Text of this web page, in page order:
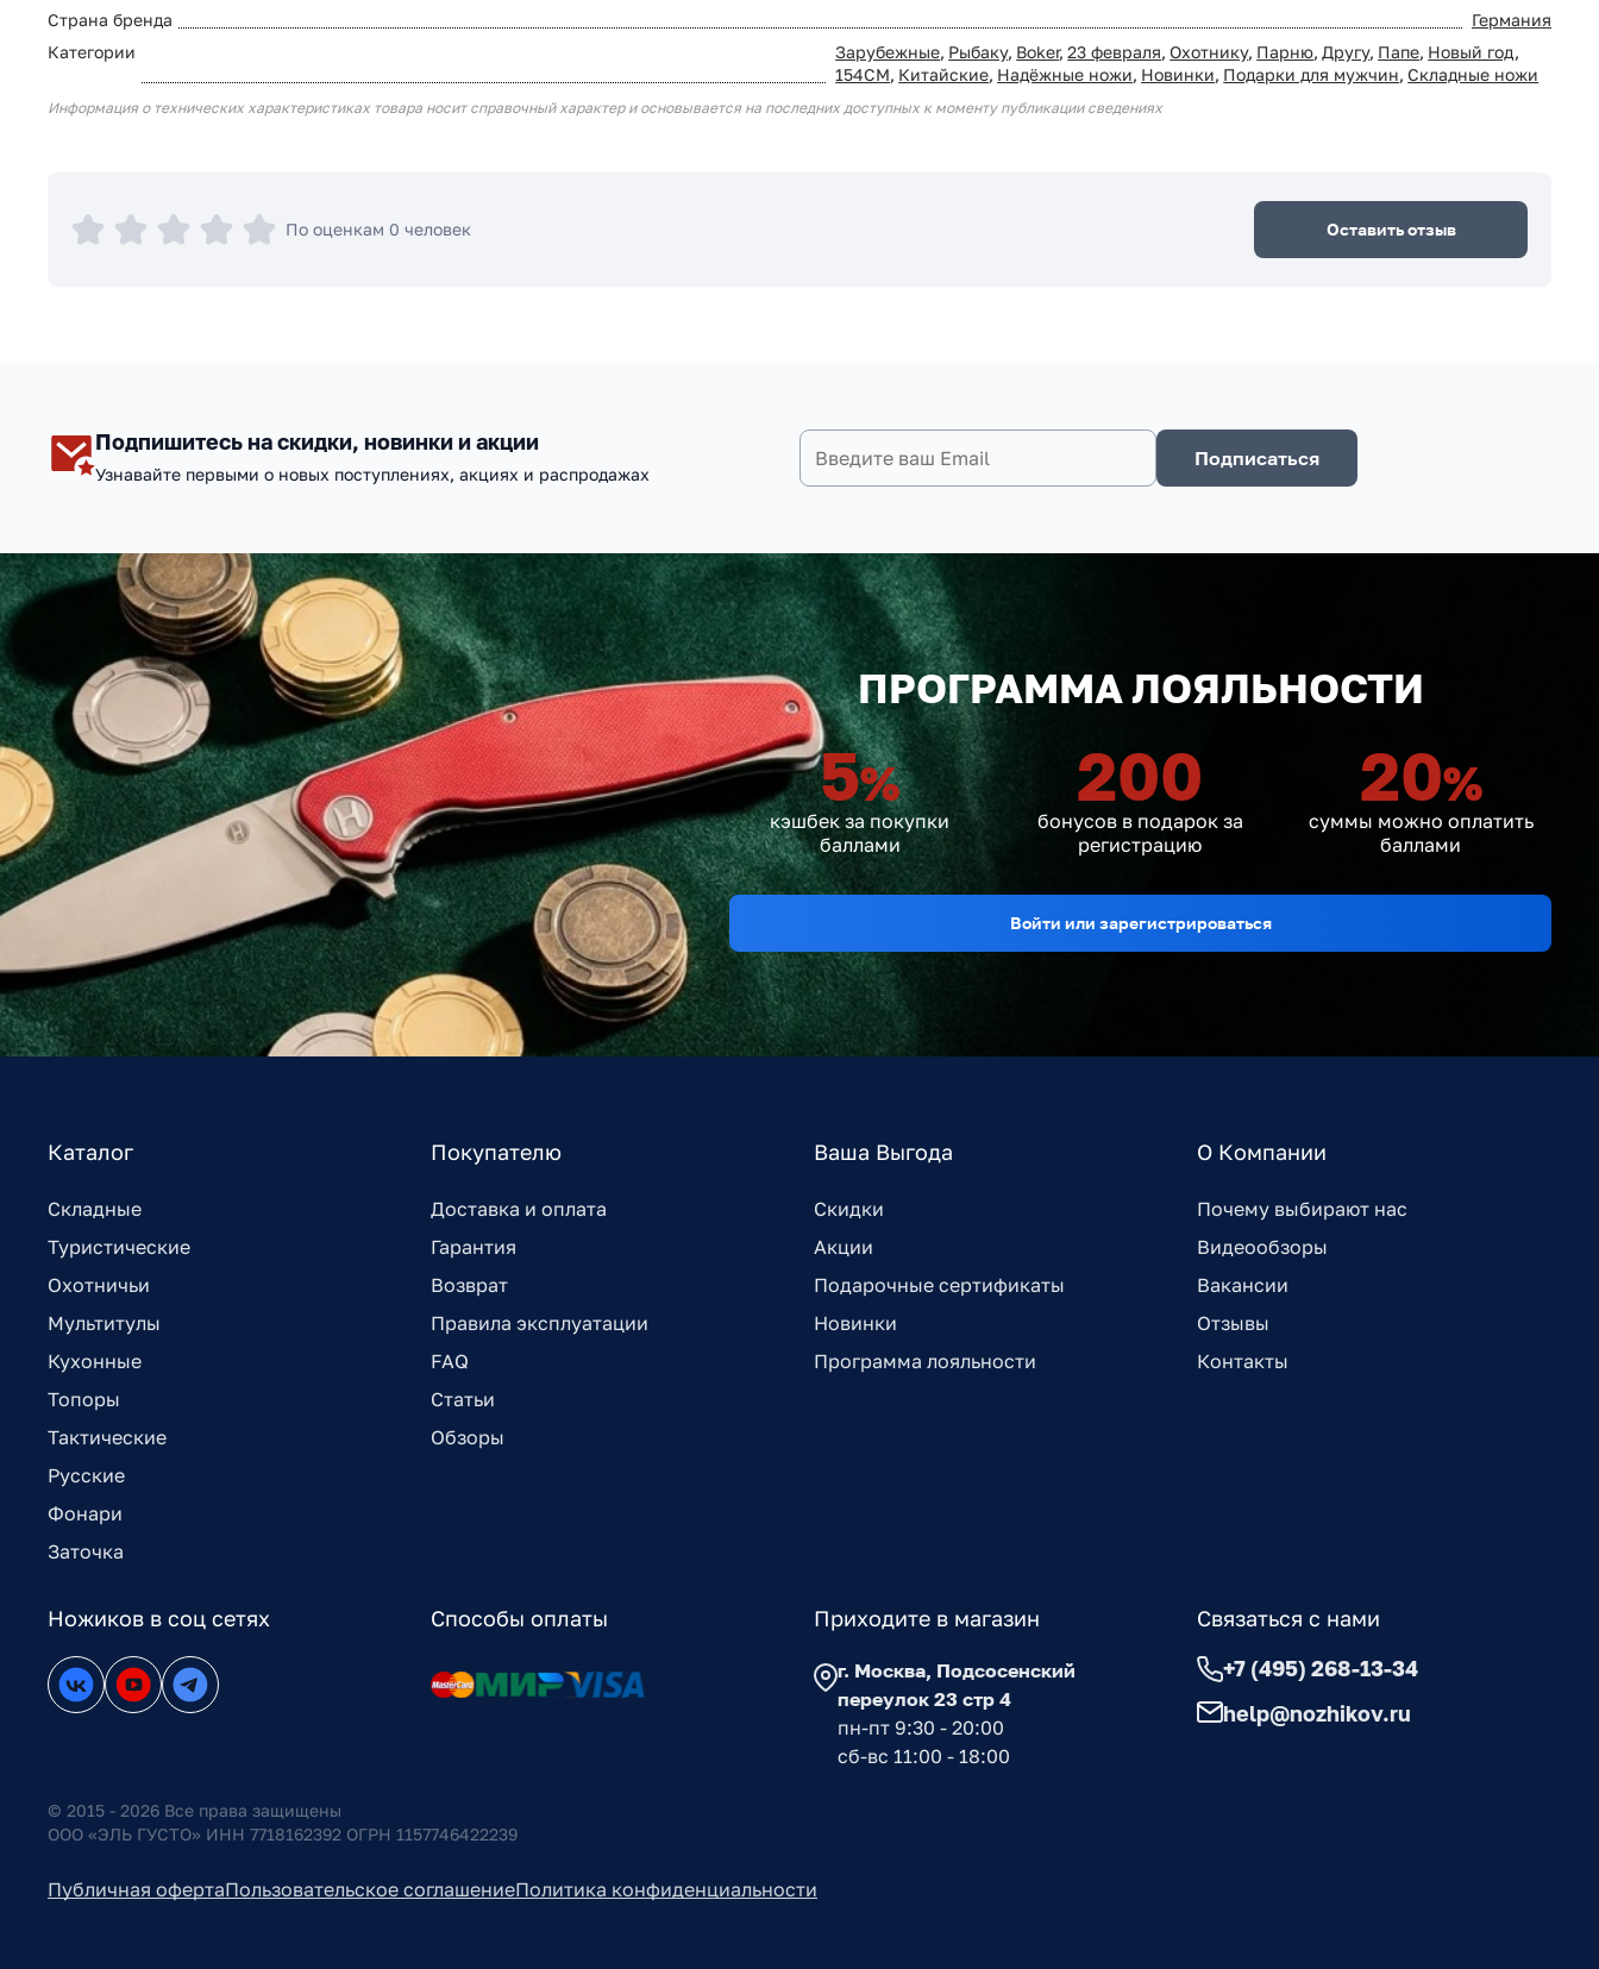
Страна бренда
Германия
Категории
Зарубежные, Рыбаку, Boker, 23 февраля, Охотнику, Парню, Другу, Папе, Новый год,
154СМ, Китайские, Надёжные ножи, Новинки, Подарки для мужчин, Складные ножи
Информация о технических характеристиках товара носит справочный характер и основывается на последних доступных к моменту публикации сведениях
По оценкам 0 человек Оставить отзыв
Подпишитесь на скидки, новинки и акции
Узнавайте первыми о новых поступлениях, акциях и распродажах
Подписаться
ПРОГРАММА ЛОЯЛЬНОСТИ
5%
кэшбек за покупки
баллами
200
бонусов в подарок за
регистрацию
20%
суммы можно оплатить
баллами
Войти или зарегистрироваться
Каталог
Складные
Туристические
Охотничьи
Мультитулы
Кухонные
Топоры
Тактические
Русские
Фонари
Заточка
Покупателю
Доставка и оплата
Гарантия
Возврат
Правила эксплуатации
FAQ
Статьи
Обзоры
Ваша Выгода
Скидки
Акции
Подарочные сертификаты
Новинки
Программа лояльности
О Компании
Почему выбирают нас
Видеообзоры
Вакансии
Отзывы
Контакты
Ножиков в соц сетях Способы оплаты Приходите в магазин
г. Москва, Подсосенский
переулок 23 стр 4
пн-пт 9:30 - 20:00
сб-вс 11:00 - 18:00
Связаться с нами
+7 (495) 268-13-34
help@nozhikov.ru
© 2015 - 2026 Все права защищены
ООО «ЭЛЬ ГУСТО» ИНН 7718162392 ОГРН 1157746422239
Публичная офертаПользовательское соглашениеПолитика конфиденциальности